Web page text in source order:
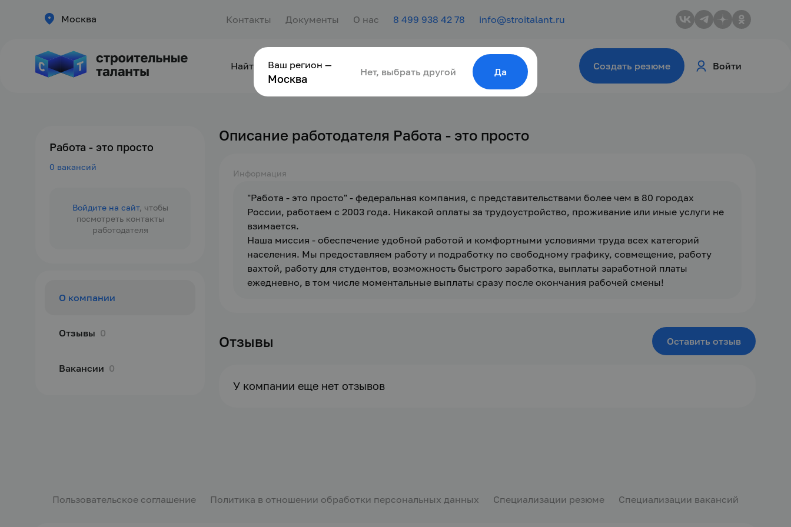
Москва Контакты Документы О нас 8 499 938 42 78 info@stroitalant.ru
Найти сотрудника Найти работу Для молодёжи Создать резюме Войти
Работа - это просто
0 вакансий
Войдите на сайт, чтобы
посмотреть контакты
работодателя
О компании
Отзывы 0
Вакансии 0
Описание работодателя Работа - это просто
Информация
"Работа - это просто" - федеральная компания, с представительствами более чем в 80 городах
России, работаем с 2003 года. Никакой оплаты за трудоустройство, проживание или иные услуги не
взимается.
Наша миссия - обеспечение удобной работой и комфортными условиями труда всех категорий
населения. Мы предоставляем работу и подработку по свободному графику, совмещение, работу
вахтой, работу для студентов, возможность быстрого заработка, выплаты заработной платы
ежедневно, в том числе моментальные выплаты сразу после окончания рабочей смены!
Отзывы Оставить отзыв
У компании еще нет отзывов
Пользовательское соглашение Политика в отношении обработки персональных данных Специализации резюме Специализации вакансий
Ваш регион —
Москва
Нет, выбрать другой Да